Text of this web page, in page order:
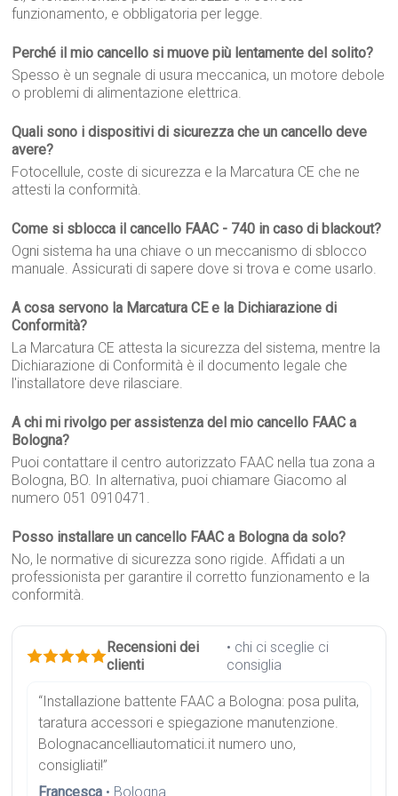
funzionamento, e obbligatoria per legge.
Perché il mio cancello si muove più lentamente del solito?
Spesso è un segnale di usura meccanica, un motore debole
o problemi di alimentazione elettrica.
Quali sono i dispositivi di sicurezza che un cancello deve
avere?
Fotocellule, coste di sicurezza e la Marcatura CE che ne
attesti la conformità.
Come si sblocca il cancello FAAC - 740 in caso di blackout?
Ogni sistema ha una chiave o un meccanismo di sblocco
manuale. Assicurati di sapere dove si trova e come usarlo.
A cosa servono la Marcatura CE e la Dichiarazione di
Conformità?
La Marcatura CE attesta la sicurezza del sistema, mentre la
Dichiarazione di Conformità è il documento legale che
l'installatore deve rilasciare.
A chi mi rivolgo per assistenza del mio cancello FAAC a
Bologna?
Puoi contattare il centro autorizzato FAAC nella tua zona a
Bologna, BO. In alternativa, puoi chiamare Giacomo al
numero 051 0910471.
Posso installare un cancello FAAC a Bologna da solo?
No, le normative di sicurezza sono rigide. Affidati a un
professionista per garantire il corretto funzionamento e la
conformità.
Recensioni dei
clienti
• chi ci sceglie ci
consiglia
“Installazione battente FAAC a Bologna: posa pulita,
taratura accessori e spiegazione manutenzione.
Bolognacancelliautomatici.it numero uno,
consigliati!”
Francesca • Bologna